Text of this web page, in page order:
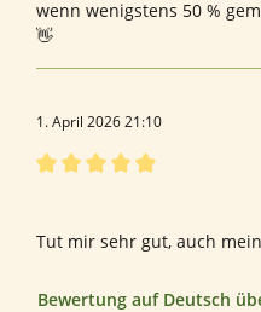
wenn wenigstens 50 %
👋
1. April 2026 21:10
Tut mir sehr gut, auch
Bewertung auf Deutsch